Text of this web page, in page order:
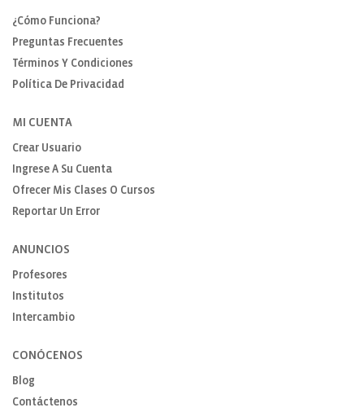
¿Cómo Funciona?
Preguntas Frecuentes
Términos Y Condiciones
Política De Privacidad
MI CUENTA
Crear Usuario
Ingrese A Su Cuenta
Ofrecer Mis Clases O Cursos
Reportar Un Error
ANUNCIOS
Profesores
Institutos
Intercambio
CONÓCENOS
Blog
Contáctenos